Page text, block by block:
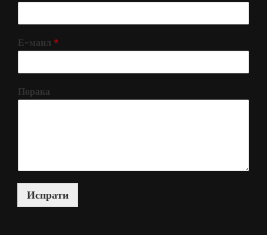
Е-маил *
Порака
Испрати